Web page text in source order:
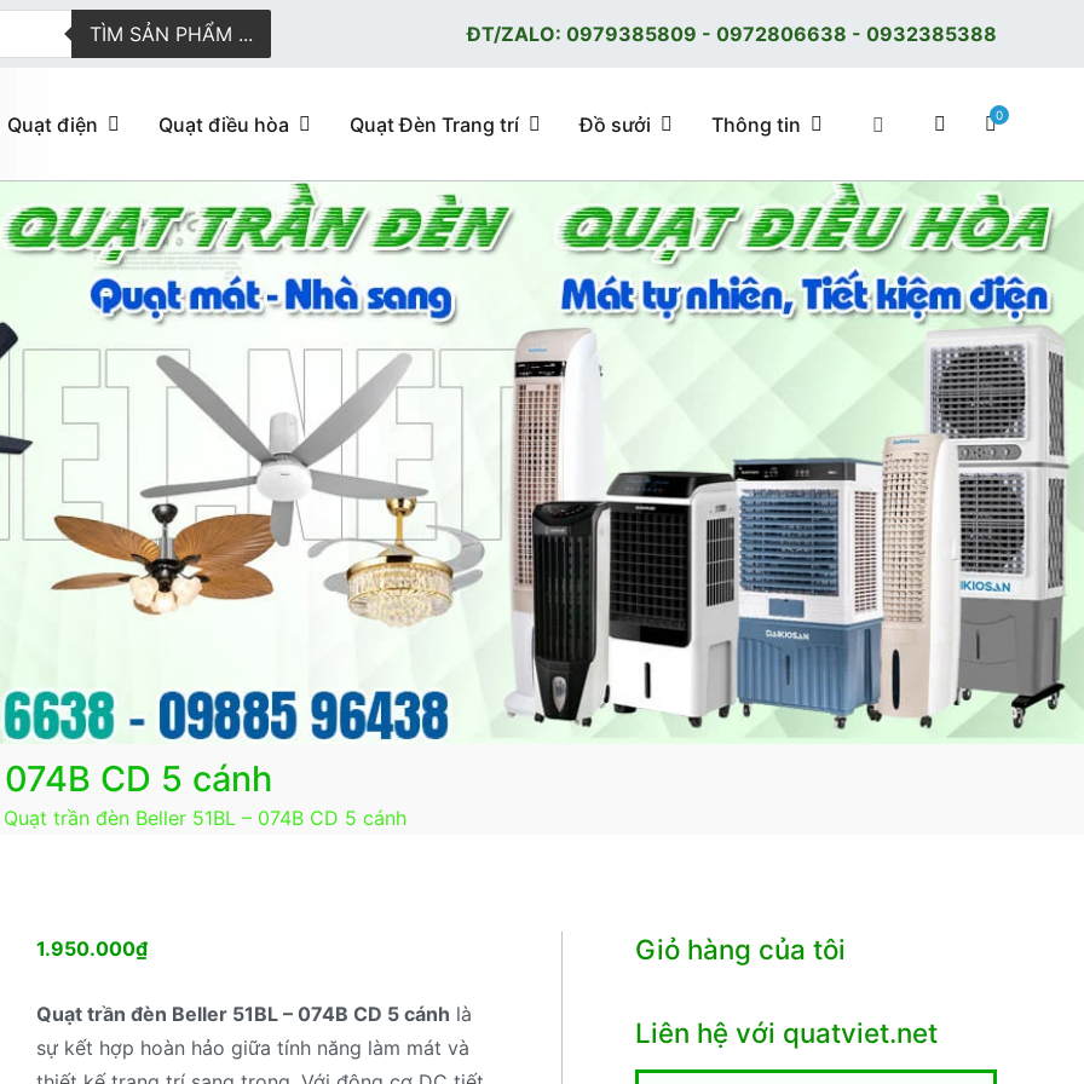
TÌM SẢN PHẨM ... ĐT/ZALO: 0979385809 - 0972806638 - 0932385388
tuyến giao hàng nhanh
hòa, quạt trần đèn trang trí, đèn trang trí chính Hãng, loại tốt, giá tốt, có F.reeShip tại Hà Nội
Quạt điện Quạt điều hòa Quạt Đèn Trang trí Đồ sưởi Thông tin 0
CD 5 cánh
Quạt trần đèn Beller 51BL – 074B CD 5 cánh
1.950.000₫
Quạt trần đèn Beller 51BL – 074B CD 5 cánh là
sự kết hợp hoàn hảo giữa tính năng làm mát và
Giỏ hàng của tôi
Liên hệ với quatviet.net